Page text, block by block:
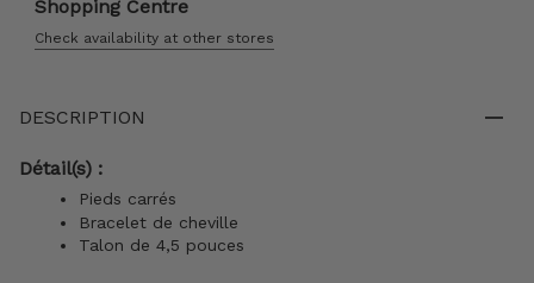
Shopping Centre
Check availability at other stores
DESCRIPTION
Détail(s) :
Pieds carrés
Bracelet de cheville
Talon de 4,5 pouces